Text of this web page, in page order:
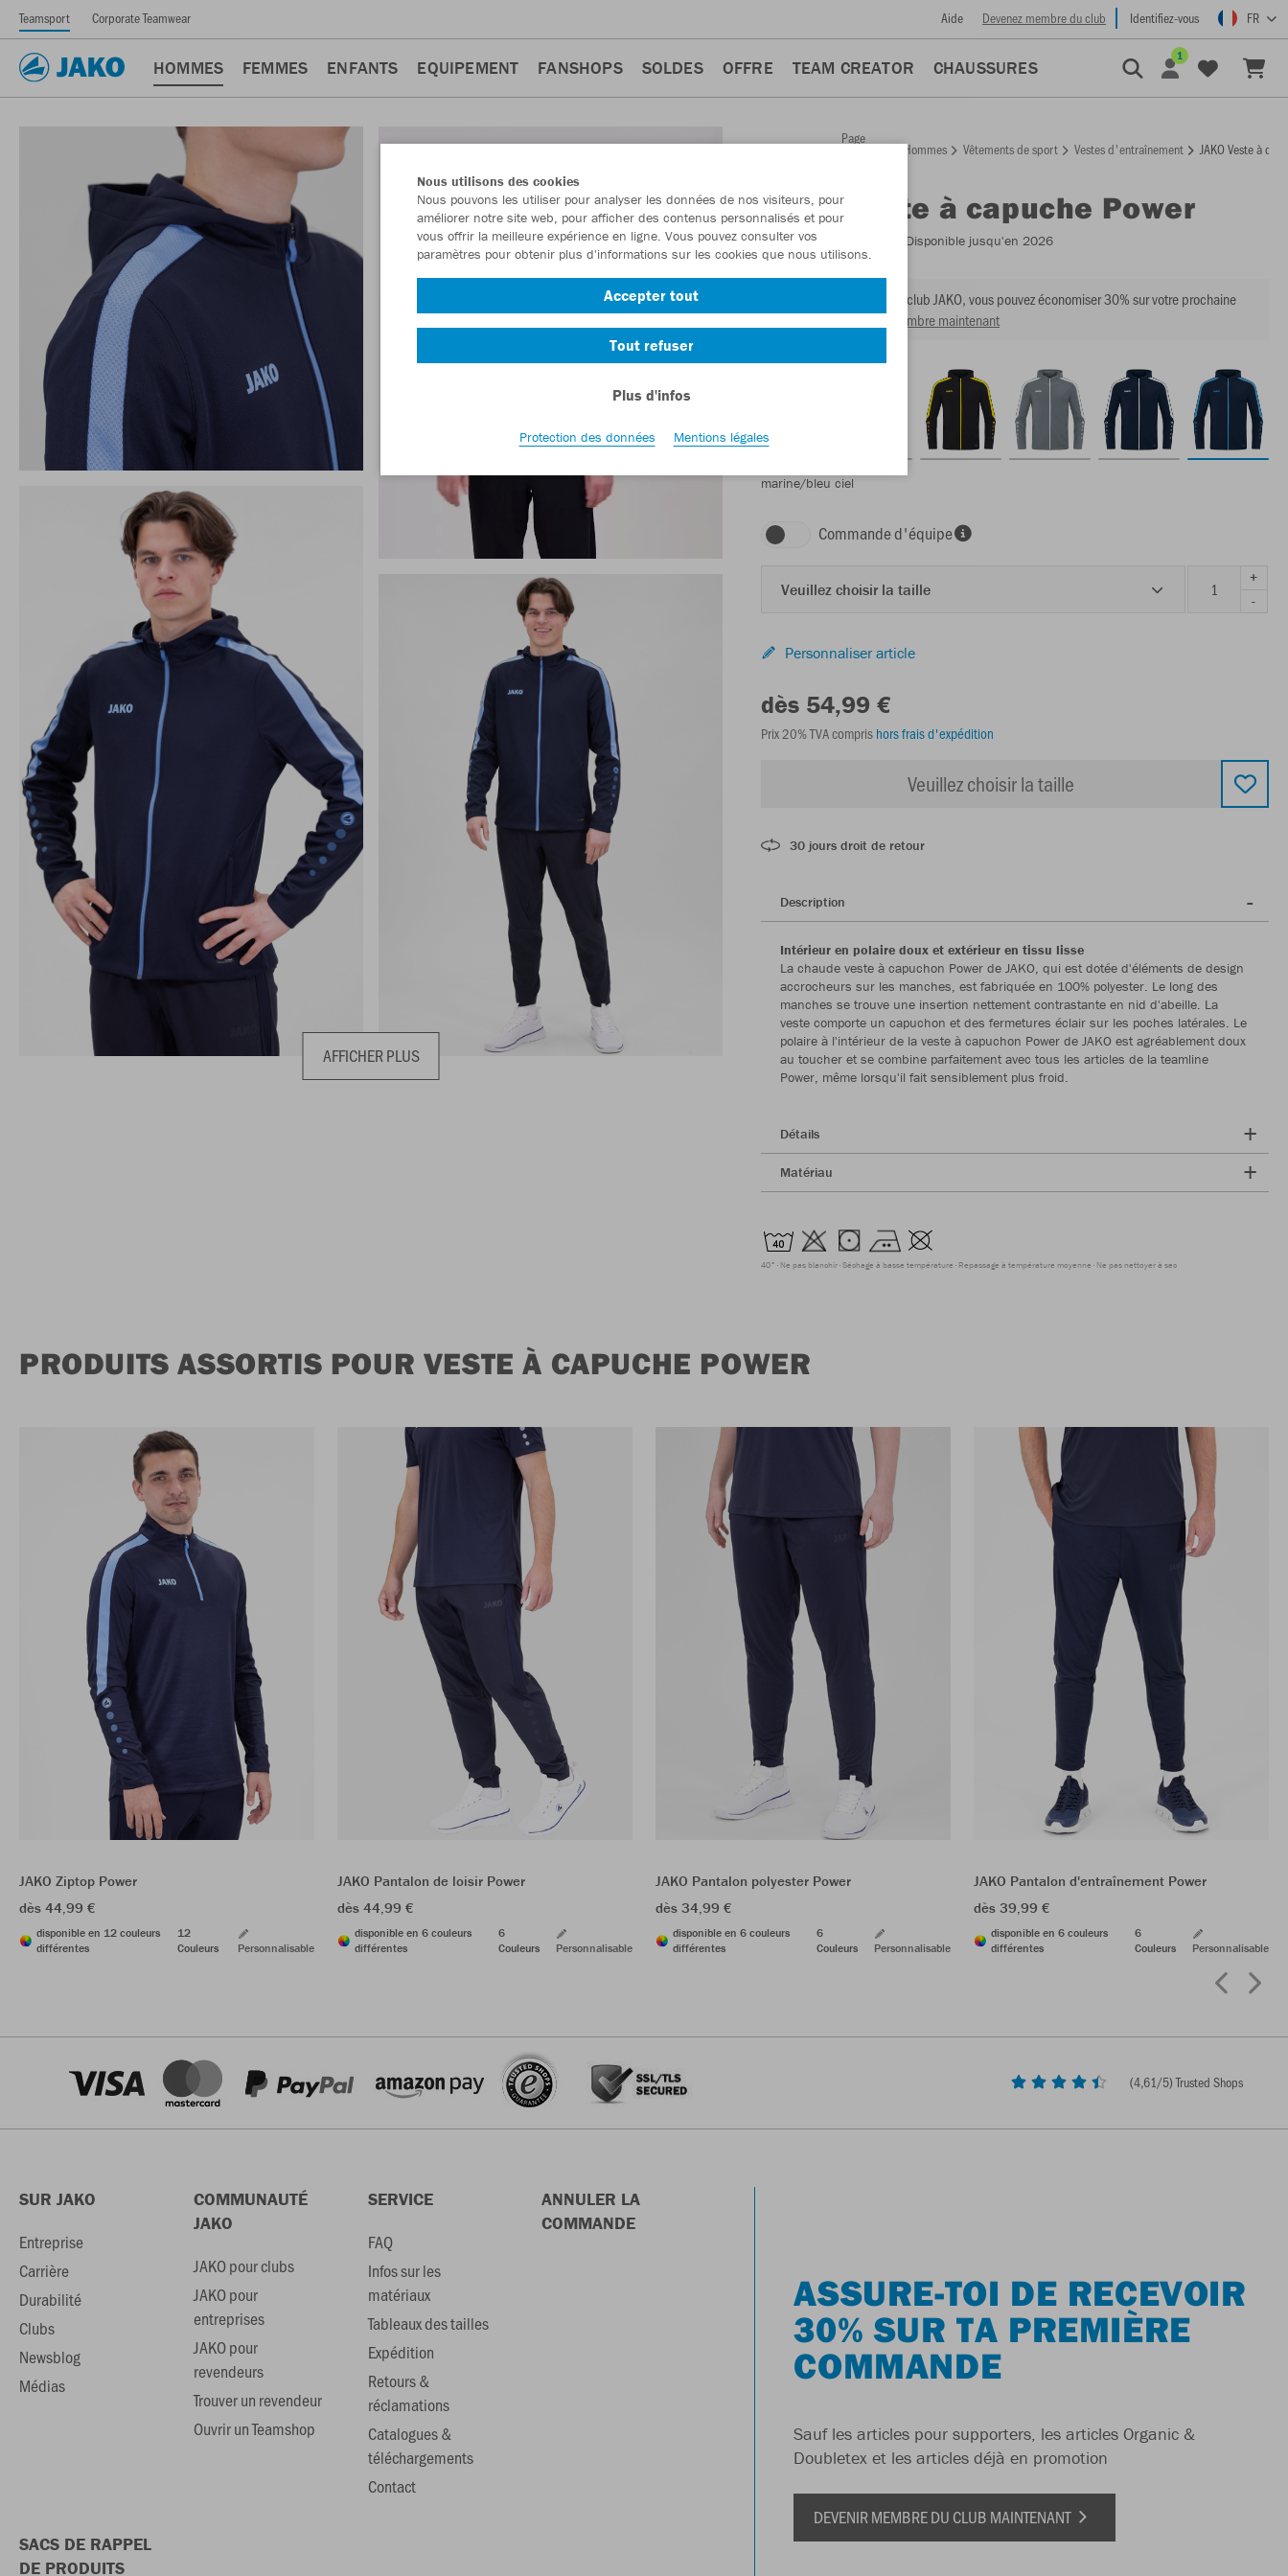
Teamsport Corporate Teamwear Aide Devenez membre du club Identifiez-vous FR
HOMMES FEMMES ENFANTS EQUIPEMENT FANSHOPS SOLDES OFFRE TEAM CREATOR CHAUSSURES
1
AFFICHER PLUS
Retour
Page
Hommes Vêtements de sport Vestes d'entraînement JAKO Veste à
JAKO Veste à capuche Power
Numéro d’article: - Disponible jusqu'en 2026
En tant que membre du club JAKO, vous pouvez économiser 30% sur votre prochaine
commande.Devenir membre maintenant
marine/bleu ciel
Commande d'équipe
Veuillez choisir la taille
+
-
Personnaliser article
dès 54,99 €
Prix 20% TVA compris hors frais d'expédition
Veuillez choisir la taille
30 jours droit de retour
Description
Intérieur en polaire doux et extérieur en tissu lisse
La chaude veste à capuchon Power de JAKO, qui est dotée d'éléments de design
accrocheurs sur les manches, est fabriquée en 100% polyester. Le long des
manches se trouve une insertion nettement contrastante en nid d'abeille. La
veste comporte un capuchon et des fermetures éclair sur les poches latérales. Le
polaire à l'intérieur de la veste à capuchon Power de JAKO est agréablement doux
au toucher et se combine parfaitement avec tous les articles de la teamline
Power, même lorsqu'il fait sensiblement plus froid.
Détails
Matériau
40° Ne pas blanchir Séchage à basse température Repassage à température moyenne Ne pas nettoyer à sec
PRODUITS ASSORTIS POUR VESTE À CAPUCHE POWER
JAKO Ziptop Power
dès 44,99 €
disponible en 12 couleurs
différentes
12
Couleurs
Personnalisable
JAKO Pantalon de loisir Power
dès 44,99 €
disponible en 6 couleurs
différentes
6
Couleurs
Personnalisable
JAKO Pantalon polyester Power
dès 34,99 €
disponible en 6 couleurs
différentes
6
Couleurs
Personnalisable
JAKO Pantalon d'entraînement Power
dès 39,99 €
disponible en 6 couleurs
différentes
6
Couleurs
Personnalisable
(4,61/5) Trusted Shops
SUR JAKO
Entreprise
Carrière
Durabilité
Clubs
Newsblog
Médias
COMMUNAUTÉ
JAKO
JAKO pour clubs
JAKO pour
entreprises
JAKO pour
revendeurs
Trouver un revendeur
Ouvrir un Teamshop
SERVICE
FAQ
Infos sur les
matériaux
Tableaux des tailles
Expédition
Retours &
réclamations
Catalogues &
téléchargements
Contact
ANNULER LA
COMMANDE
SACS DE RAPPEL
DE PRODUITS
ASSURE-TOI DE RECEVOIR
30% SUR TA PREMIÈRE
COMMANDE
Sauf les articles pour supporters, les articles Organic &
Doubletex et les articles déjà en promotion
DEVENIR MEMBRE DU CLUB MAINTENANT
Nous utilisons des cookies
Nous pouvons les utiliser pour analyser les données de nos visiteurs, pour
améliorer notre site web, pour afficher des contenus personnalisés et pour
vous offrir la meilleure expérience en ligne. Vous pouvez consulter vos
paramètres pour obtenir plus d'informations sur les cookies que nous utilisons.
Accepter tout
Tout refuser
Plus d'infos
Protection des données Mentions légales